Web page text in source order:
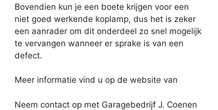
Bovendien kun je een boete krijgen voor een
niet goed werkende koplamp, dus het is zeker
een aanrader om dit onderdeel zo snel mogelijk
te vervangen wanneer er sprake is van een
defect.
Meer informatie vind u op de website van
Neem contact op met Garagebedrijf J. Coenen